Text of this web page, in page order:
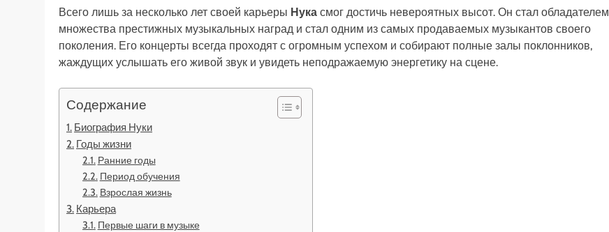
Всего лишь за несколько лет своей карьеры Нука смог достичь невероятных высот. Он стал обладателем
множества престижных музыкальных наград и стал одним из самых продаваемых музыкантов своего
поколения. Его концерты всегда проходят с огромным успехом и собирают полные залы поклонников,
жаждущих услышать его живой звук и увидеть неподражаемую энергетику на сцене.
Содержание
Биография Нуки
Годы жизни
Ранние годы
Период обучения
Взрослая жизнь
Карьера
Первые шаги в музыке